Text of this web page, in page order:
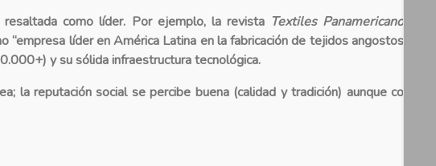
como líder. Por ejemplo, la revista Textiles Panamericanos
líder en América Latina en la fabricación de tejidos angostos”.
y su sólida infraestructura tecnológica.
la reputación social se percibe buena (calidad y tradición) aunque con